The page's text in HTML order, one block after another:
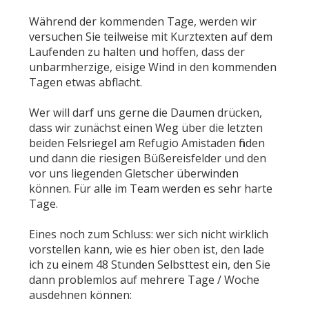
Während der kommenden Tage, werden wir
versuchen Sie teilweise mit Kurztexten auf dem
Laufenden zu halten und hoffen, dass der
unbarmherzige, eisige Wind in den kommenden
Tagen etwas abflacht.
Wer will darf uns gerne die Daumen drücken,
dass wir zunächst einen Weg über die letzten
beiden Felsriegel am Refugio Amistaden finden
und dann die riesigen Büßereisfelder und den
vor uns liegenden Gletscher überwinden
können. Für alle im Team werden es sehr harte
Tage.
Eines noch zum Schluss: wer sich nicht wirklich
vorstellen kann, wie es hier oben ist, den lade
ich zu einem 48 Stunden Selbsttest ein, den Sie
dann problemlos auf mehrere Tage / Woche
ausdehnen können: